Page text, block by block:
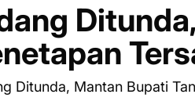
Ditunda, Mantan Bupati